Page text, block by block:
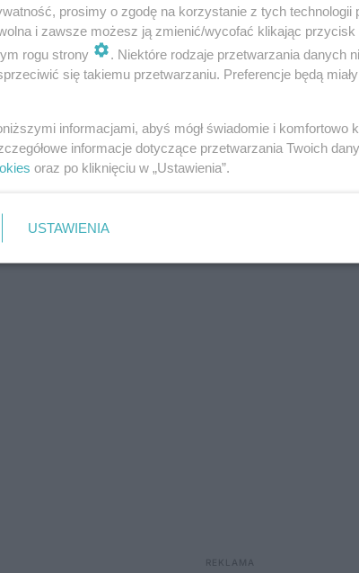
prosimy o zgodę na korzystanie z tych technologii
i zawsze możesz ją zmienić/wycofać klikając
rogu strony
. Niektóre rodzaje przetwarzania danych
się takiemu przetwarzaniu. Preferencje będą
informacjami, abyś mógł świadomie i
informacje dotyczące przetwarzania Twoich
oraz po kliknięciu w „Ustawienia”.
USTAWIENIA